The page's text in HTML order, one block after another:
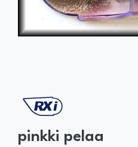
pinkki pelaa